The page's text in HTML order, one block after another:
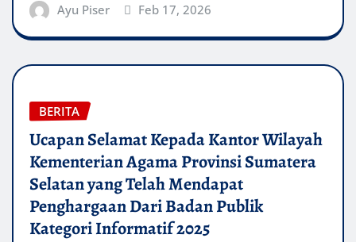
Ayu Piser Feb 17, 2026
BERITA
Ucapan Selamat Kepada Kantor Wilayah
Kementerian Agama Provinsi Sumatera
Selatan yang Telah Mendapat
Penghargaan Dari Badan Publik
Kategori Informatif 2025